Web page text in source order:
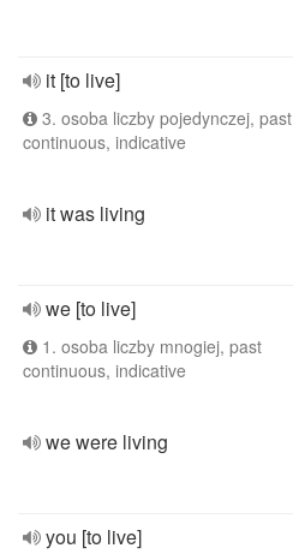
it [to live]
3. osoba liczby pojedynczej, past
continuous, indicative
it was living
we [to live]
1. osoba liczby mnogiej, past
continuous, indicative
we were living
you [to live]